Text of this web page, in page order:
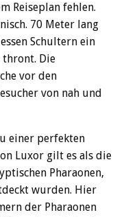
Reiseplan fehlen.
70 Meter lang
Schultern ein
thront. Die
vor den
von nah und
einer perfekten
Luxor gilt es als die
Pharaonen,
wurden. Hier
der Pharaonen